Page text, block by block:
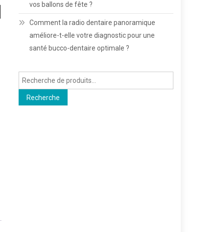
vos ballons de fête ?
Comment la radio dentaire panoramique
améliore-t-elle votre diagnostic pour une
santé bucco-dentaire optimale ?
Recherche
pour :
Recherche